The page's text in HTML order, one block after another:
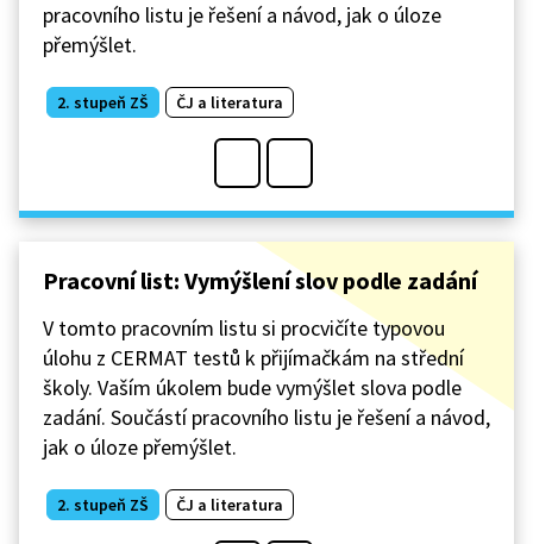
pracovního listu je řešení a návod, jak o úloze
přemýšlet.
2. stupeň ZŠ ČJ a literatura
Pracovní list: Vymýšlení slov podle zadání
V tomto pracovním listu si procvičíte typovou
úlohu z CERMAT testů k přijímačkám na střední
školy. Vaším úkolem bude vymýšlet slova podle
zadání. Součástí pracovního listu je řešení a návod,
jak o úloze přemýšlet.
2. stupeň ZŠ ČJ a literatura